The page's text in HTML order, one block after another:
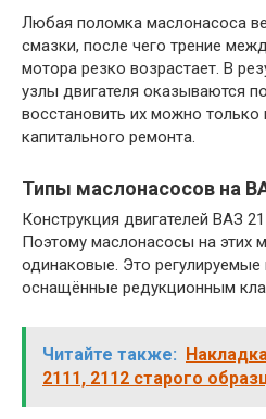
Любая поломка маслонасоса
смазки, после чего трение
мотора резко возрастает. В
узлы двигателя оказываются
восстановить их можно
капитального ремонта.
Типы маслонасосов на
Конструкция двигателей ВАЗ
Поэтому маслонасосы на этих
одинаковые. Это регулируемые
оснащённые редукционным
Читайте также:
2111, 2112 старого